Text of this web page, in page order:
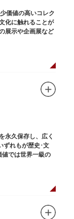
価値の高いコレク
化に触れることが
展示や企画展など
永久保存し、広く
ずれもが歴史･文
では世界一級の